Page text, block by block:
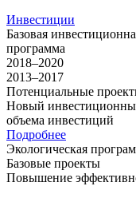
Инвестиции
Базовая
программа
2018–2020
2013–2017
Потенциальные
Новый
объема инвестиций
Подробнее
Экологическая
Базовые проекты
Повышение